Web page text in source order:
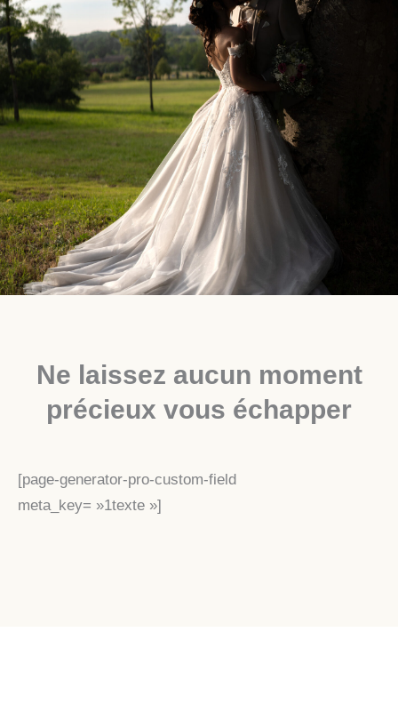
Ne laissez aucun moment
précieux vous échapper
[page-generator-pro-custom-field
meta_key= »1texte »]